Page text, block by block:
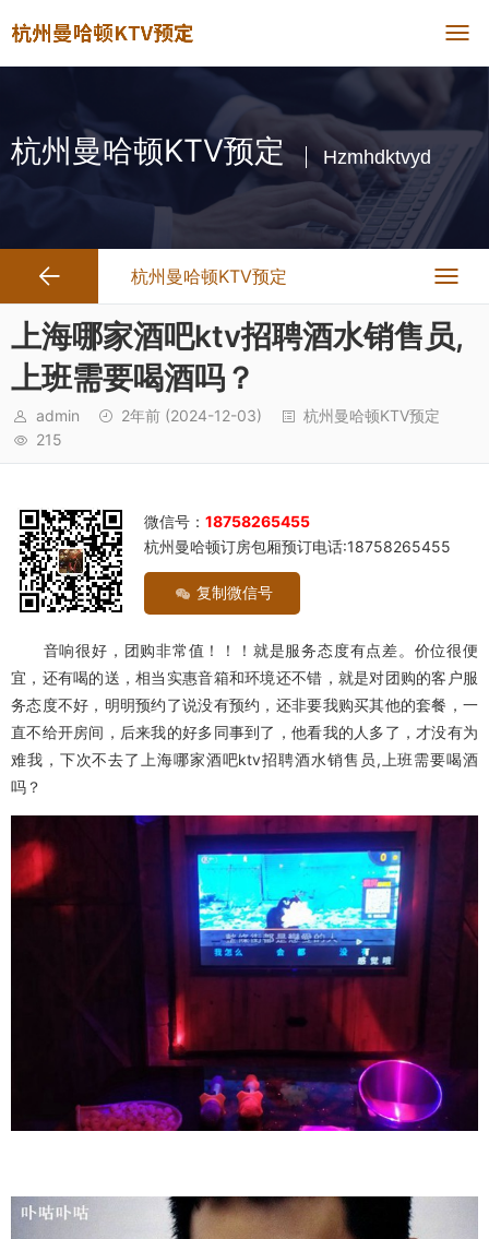
杭州曼哈顿KTV预定 Hzmhdktvyd
杭州曼哈顿KTV预定
上海哪家酒吧ktv招聘酒水销售员,
上班需要喝酒吗？
admin 2年前 (2024-12-03)
杭州曼哈顿KTV预定
215
微信号： 18758265455
杭州曼哈顿订房包厢预订电话:18758265455
复制微信号
音响很好，团购非常值！！！就是服务态度有点差。价位很便
宜，还有喝的送，相当实惠音箱和环境还不错，就是对团购的客户服
务态度不好，明明预约了说没有预约，还非要我购买其他的套餐，一
直不给开房间，后来我的好多同事到了，他看我的人多了，才没有为
难我，下次不去了上海哪家酒吧ktv招聘酒水销售员,上班需要喝酒
吗？